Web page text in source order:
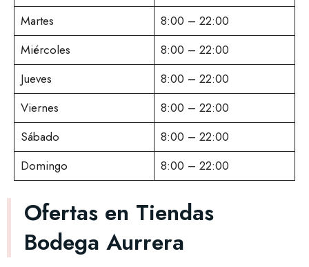
Martes
8:00 – 22:00
Miércoles
8:00 – 22:00
Jueves
8:00 – 22:00
Viernes
8:00 – 22:00
Sábado
8:00 – 22:00
Domingo
8:00 – 22:00
Ofertas en Tiendas
Bodega Aurrera